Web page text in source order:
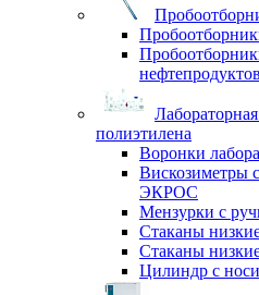
нефтепродуктов
полиэтилена
Воронки
Вискозиметры
ЭКРОС
Мензурки с
Стаканы
Стаканы
Цилиндр с